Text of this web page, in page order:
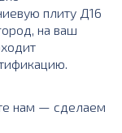
плиту Д16
на ваш
нам — сделаем